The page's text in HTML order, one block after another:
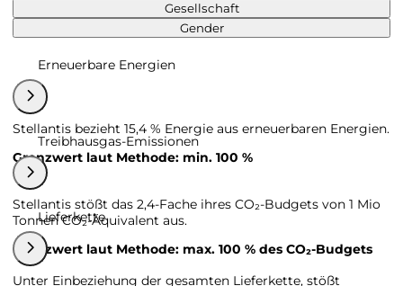
Gesellschaft
Gender
Erneuerbare Energien
Stellantis bezieht 15,4 % Energie aus erneuerbaren Energien.
Grenzwert laut Methode: min. 100 %
Treibhausgas-Emissionen
Stellantis stößt das 2,4-Fache ihres CO₂-Budgets von 1 Mio
Tonnen CO₂-Äquivalent aus.
Grenzwert laut Methode: max. 100 % des CO₂-Budgets
Lieferkette
Unter Einbeziehung der gesamten Lieferkette, stößt